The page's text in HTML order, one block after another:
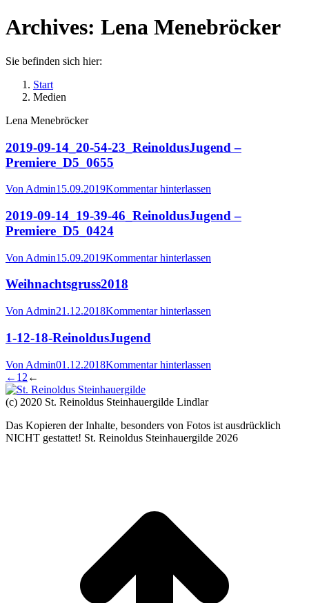
Archives: Lena Menebröcker
Sie befinden sich hier:
Start
Medien
Lena Menebröcker
2019-09-14_20-54-23_ReinoldusJugend –
Premiere_D5_0655
Von Admin15.09.2019Kommentar hinterlassen
2019-09-14_19-39-46_ReinoldusJugend –
Premiere_D5_0424
Von Admin15.09.2019Kommentar hinterlassen
Weihnachtsgruss2018
Von Admin21.12.2018Kommentar hinterlassen
1-12-18-ReinoldusJugend
Von Admin01.12.2018Kommentar hinterlassen
← 1 2 ←
(c) 2020 St. Reinoldus Steinhauergilde Lindlar
Das Kopieren der Inhalte, besonders von Fotos ist ausdrücklich
NICHT gestattet! St. Reinoldus Steinhauergilde 2026